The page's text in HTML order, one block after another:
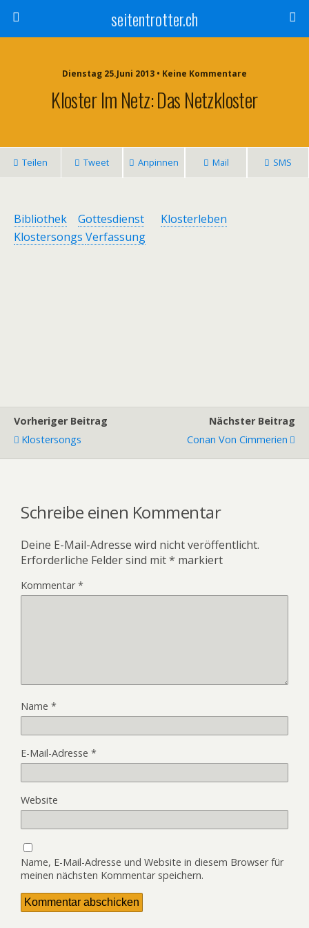
seitentrotter.ch
Dienstag 25.Juni 2013 • Keine Kommentare
Kloster Im Netz: Das Netzkloster
Teilen Tweet Anpinnen Mail SMS
Bibliothek Gottesdienst
Klosterleben
Klostersongs Verfassung
Vorheriger Beitrag
Klostersongs
Nächster Beitrag
Conan Von Cimmerien
Schreibe einen Kommentar
Deine E-Mail-Adresse wird nicht veröffentlicht.
Erforderliche Felder sind mit* markiert
Kommentar*
Name *
E-Mail-Adresse *
Website
Name, E-Mail-Adresse und Website in diesem Browser für
meinen nächsten Kommentar speichern.